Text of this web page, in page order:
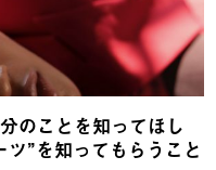
のことを知ってほし
”を知ってもらうこと